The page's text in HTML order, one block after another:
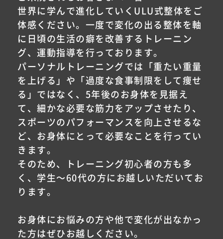
世界に学んで進化していくULU式整体をご
体感ください。一度で変化の出る整体を軸
に日頃の生活の癖を改善するトレーニン
グ、運動指導を行っております。
パーソナルトレーニングでは「重たい重量
を上げる」や「過度な食事制限をして痩せ
る」ではなく、5年後のお身体を見据え
て、細かな必要な筋力をアップさせたり、
スポーツのパフォーマンスを向上させるな
ど、お身体にとって必要なことを行ってい
きます。
そのため、トレーニング初心者の方も多
く、学生〜60代の方にお越しいただいてお
ります。
お身体にお悩みの方や他で変化が出なかっ
た方はぜひお越しください。